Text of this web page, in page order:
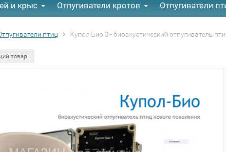
и крыс Отпугиватели кротов Отпугиватели
птиц Купол Био 3 - биоакустический отпугиватель
товар